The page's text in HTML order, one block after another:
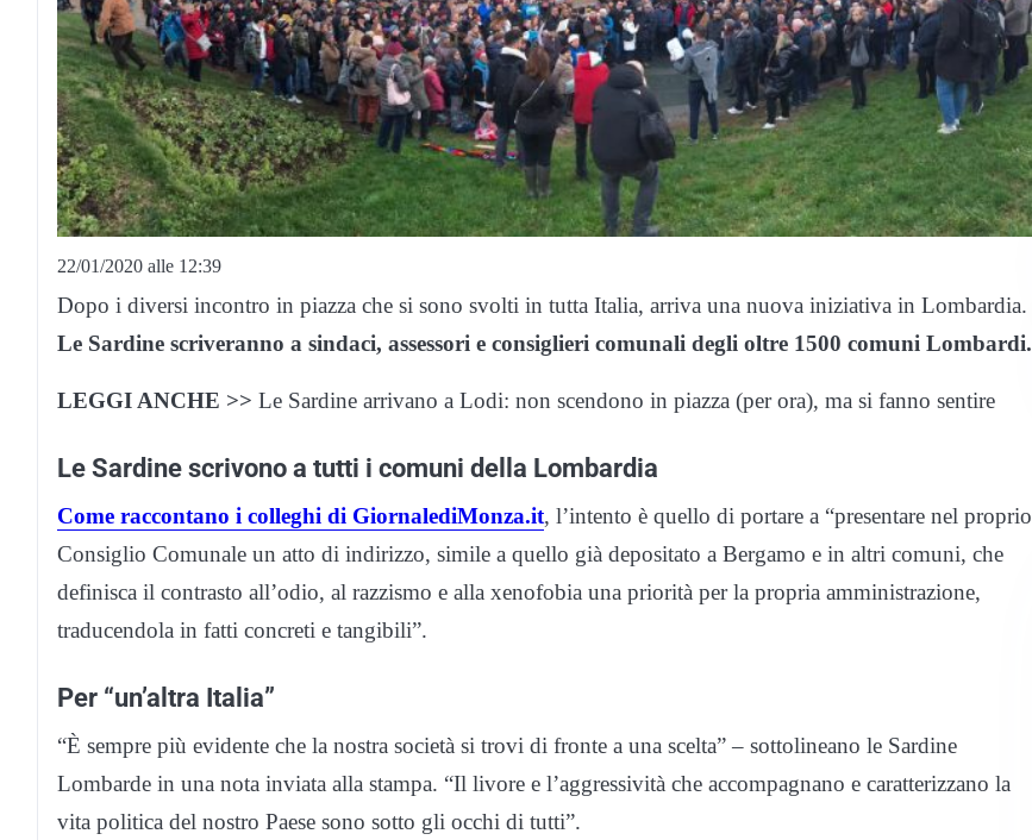
22/01/2020 alle 12:39
Dopo i diversi incontro in piazza che si sono svolti in tutta Italia, arriva una nuova iniziativa in Lombardia.
Le Sardine scriveranno a sindaci, assessori e consiglieri comunali degli oltre 1500 comuni Lombardi.
LEGGI ANCHE >> Le Sardine arrivano a Lodi: non scendono in piazza (per ora), ma si fanno sentire
Le Sardine scrivono a tutti i comuni della Lombardia
Come raccontano i colleghi di GiornalediMonza.it, l’intento è quello di portare a “presentare nel proprio
Consiglio Comunale un atto di indirizzo, simile a quello già depositato a Bergamo e in altri comuni, che
definisca il contrasto all’odio, al razzismo e alla xenofobia una priorità per la propria amministrazione,
traducendola in fatti concreti e tangibili”.
Per “un’altra Italia”
“È sempre più evidente che la nostra società si trovi di fronte a una scelta” – sottolineano le Sardine
Lombarde in una nota inviata alla stampa. “Il livore e l’aggressività che accompagnano e caratterizzano la
vita politica del nostro Paese sono sotto gli occhi di tutti”.